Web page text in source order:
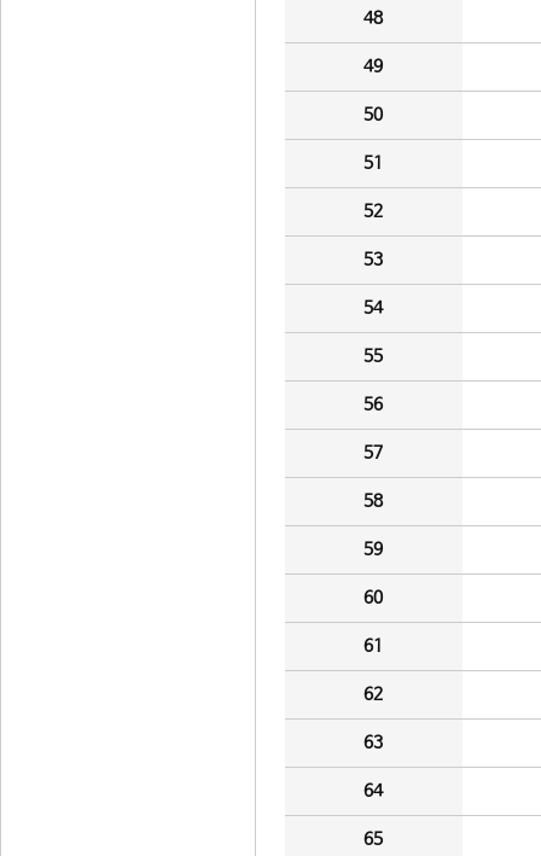
48
49
50
51
52
53
54
55
56
57
58
59
60
61
62
63
64
65